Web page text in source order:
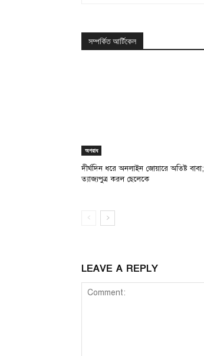
সম্পর্কিত আর্টিকেল
অপরাধ
দীর্ঘদিন ধরে অনলাইন জোয়ারে অতিষ্ট বাবা;
ত্যাজ্যপুত্র করল ছেলেকে
LEAVE A REPLY